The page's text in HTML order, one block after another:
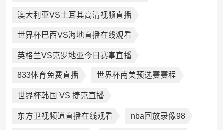
澳大利亚VS土耳其高清视频直播
世界杯巴西VS海地直播在线观看
英格兰VS克罗地亚今日赛事直播
833体育免费直播 世界杯南美预选赛赛程
世界杯韩国 VS 捷克直播
东方卫视频道直播在线观看 nba回放录像98